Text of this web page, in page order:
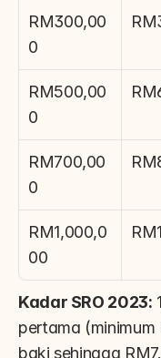
RM300,00
0
RM500,00
0
RM700,00
0
RM1,000,0
00
Kadar SRO 2023:
pertama